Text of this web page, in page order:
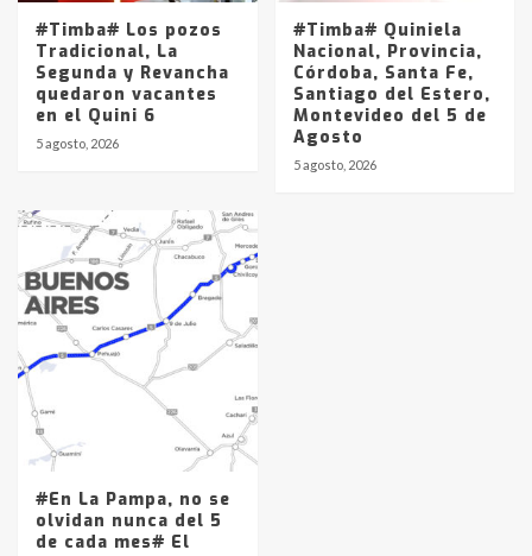
#Timba# Los pozos
Tradicional, La
Segunda y Revancha
quedaron vacantes
en el Quini 6
5 agosto, 2026
#Timba# Quiniela
Nacional, Provincia,
Córdoba, Santa Fe,
Santiago del Estero,
Montevideo del 5 de
Agosto
5 agosto, 2026
#En La Pampa, no se
olvidan nunca del 5
de cada mes# El